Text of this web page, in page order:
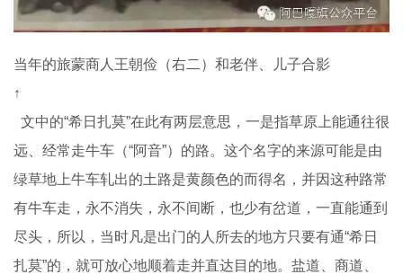
当年的旅蒙商人王朝俭（右二）和老伴、儿子合影
↑
文中的“希日扎莫”在此有两层意思，一是指草原上能通往很
远、经常走牛车（“阿音”）的路。这个名字的来源可能是由
绿草地上牛车轧出的土路是黄颜色的而得名，并因这种路常
有牛车走，永不消失，永不间断，也少有岔道，一直能通到
尽头，所以，当时凡是出门的人所去的地方只要有通“希日
扎莫”的，就可放心地顺着走并直达目的地。盐道、商道、